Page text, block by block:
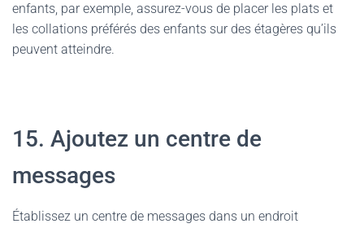
enfants, par exemple, assurez-vous de placer les plats et
les collations préférés des enfants sur des étagères qu’ils
peuvent atteindre.
15. Ajoutez un centre de
messages
Établissez un centre de messages dans un endroit